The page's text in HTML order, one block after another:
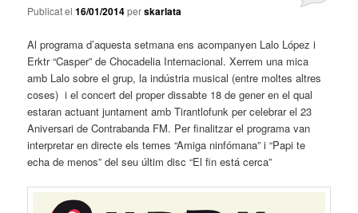
Publicat el16/01/2014perskarlata
Al programa d’aquesta setmana ens acompanyen Lalo López i
Erktr “Casper” de Chocadelia Internacional. Xerrem una mica
amb Lalo sobre el grup, la indústria musical (entre moltes altres
coses) i el concert del proper dissabte 18 de gener en el qual
estaran actuant juntament amb Tirantlofunk per celebrar el 23
Aniversari de Contrabanda FM. Per finalitzar el programa van
interpretar en directe els temes “Amiga ninfómana” i “Papi te
echa de menos” del seu últim disc “El fin está cerca”